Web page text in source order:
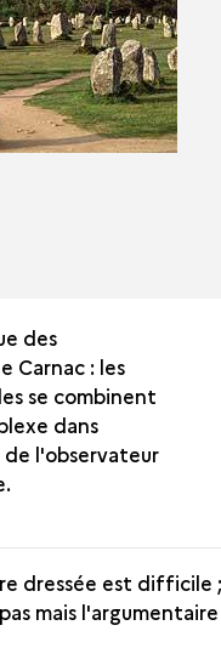
des
Carnac : les
se combinent
dans
de l'observateur
dressée est difficile
mais